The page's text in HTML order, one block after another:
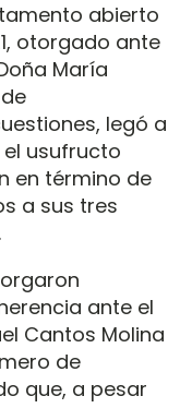
abierto
otorgado ante
María
legó a
usufructo
en término de
a sus tres
ante el
Cantos Molina
de
que, a pesar